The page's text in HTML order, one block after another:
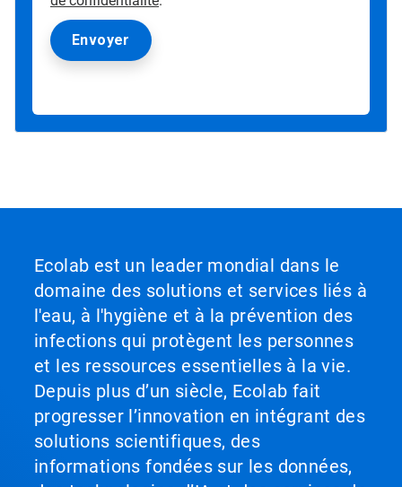
Ecolab est un leader mondial dans le
domaine des solutions et services liés à
l'eau, à l'hygiène et à la prévention des
infections qui protègent les personnes
et les ressources essentielles à la vie.
Depuis plus d’un siècle, Ecolab fait
progresser l’innovation en intégrant des
solutions scientifiques, des
informations fondées sur les données,